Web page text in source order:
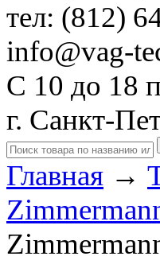
тел: (812)
info@vag-
С 10 до 18
г. Санкт-
Главная →